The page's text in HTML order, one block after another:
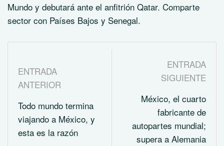
Mundo y debutará ante el anfitrión Qatar. Comparte
sector con Países Bajos y Senegal.
ENTRADA
ANTERIOR
Todo mundo termina
viajando a México, y
esta es la razón
ENTRADA
SIGUIENTE
México, el cuarto
fabricante de
autopartes mundial;
supera a Alemania